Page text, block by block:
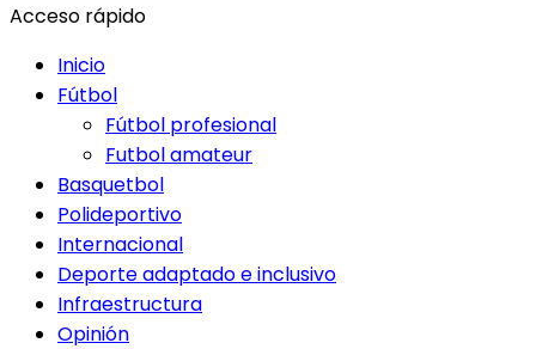
Acceso rápido
Inicio
Fútbol
Fútbol profesional
Futbol amateur
Basquetbol
Polideportivo
Internacional
Deporte adaptado e inclusivo
Infraestructura
Opinión